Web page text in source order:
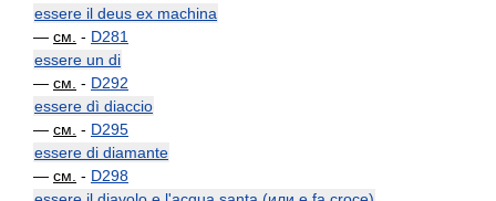
essere il deus ex machina
— см. - D281
essere un di
— см. - D292
essere dì diaccio
— см. - D295
essere di diamante
— см. - D298